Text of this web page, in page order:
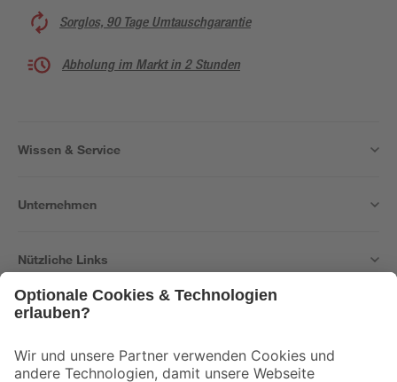
Sorglos, 90 Tage Umtauschgarantie
Abholung im Markt in 2 Stunden
Wissen & Service
Unternehmen
Nützliche Links
Der toom Newsletter: Keine Angebote und Aktionen mehr verpassen!